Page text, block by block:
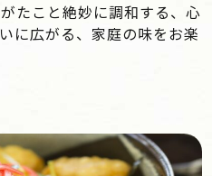
たこと絶妙に調和する、心
に広がる、家庭の味をお楽